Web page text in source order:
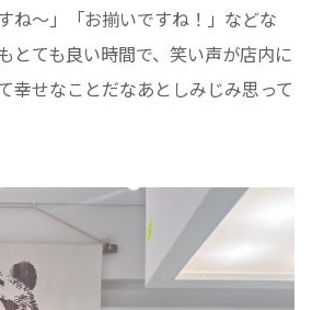
ね〜」「お揃いですね！」などな
とても良い時間で、笑い声が店内に
幸せなことだなあとしみじみ思って